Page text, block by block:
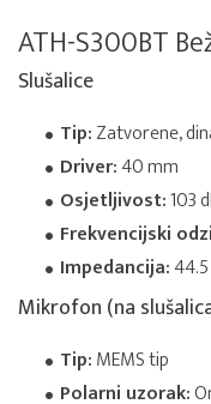
ATH-S300BT
Slušalice
Tip:Zatvorene,
Driver:40 mm
Osjetljivost:103
Frekvencijski
Impedancija:
Mikrofon (na
Tip:MEMS tip
Polarni uzorak: